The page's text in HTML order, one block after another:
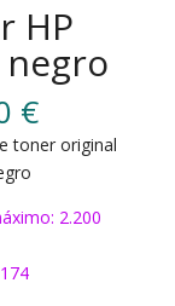
HP
negro
€
toner original
2.200